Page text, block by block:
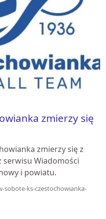
zmierzy się
zmierzy się z
serwisu Wiadomości
i powiatu.
sobote-ks-czestochowianka-